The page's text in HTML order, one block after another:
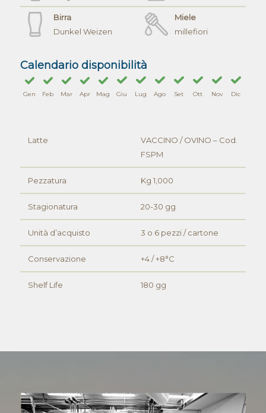
Birra
Dunkel Weizen
Miele
millefiori
Calendario disponibilità
Gen Feb Mar Apr Mag Giu Lug Ago Set Ott Nov Dic
Latte
VACCINO / OVINO – Cod.
FSPM
Pezzatura Kg 1,000
Stagionatura 20-30 gg
Unità d’acquisto 3 o 6 pezzi / cartone
Conservazione +4 / +8°C
Shelf Life 180 gg